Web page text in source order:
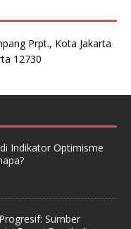
Prpt., Kota Jakarta
12730
Indikator Optimisme
Sumber